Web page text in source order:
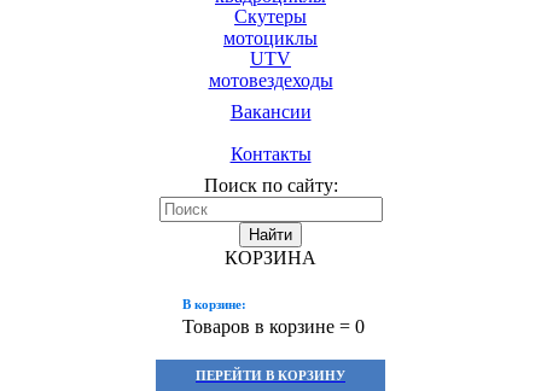
Скутеры
мотоциклы
UTV
мотовездеходы
Вакансии
Контакты
Поиск по сайту:
Найти
КОРЗИНА
В корзине:
Товаров в корзине = 0
ПЕРЕЙТИ В КОРЗИНУ